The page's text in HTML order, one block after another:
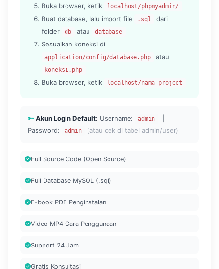
Buka browser, ketik localhost/phpmyadmin/
Buat database, lalu import file .sql
dari
folder
db atau database
Sesuaikan koneksi di
application/config/database.php atau
koneksi.php
Buka browser, ketik localhost/nama_project
Akun Login Default: Username: admin
Password:
admin (atau cek di tabel admin/user)
Full Source Code (Open Source)
Full Database MySQL (.sql)
E-book PDF Penginstalan
Video MP4 Cara Penggunaan
Support 24 Jam
Gratis Konsultasi